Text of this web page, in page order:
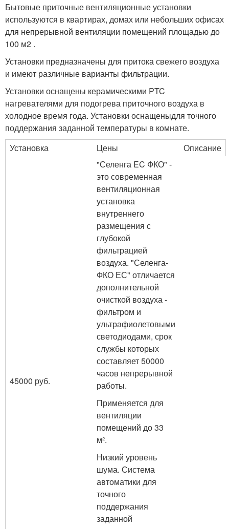
Бытовые приточные вентиляционные установки
используются в квартирах, домах или небольших офисах
для непрерывной вентиляции помещений площадью до
100 м2 .
Установки предназначены для притока свежего воздуха
и имеют различные варианты фильтрации.
Установки оснащены керамическими PTC
нагревателями для подогрева приточного воздуха в
холодное время года. Установки оснащеныдля точного
поддержания заданной температуры в комнате.
Установка
Цены Описание
45000 руб.
"Селенга EC ФКО" -
это современная
вентиляционная
установка
внутреннего
размещения с
глубокой
фильтрацией
воздуха. "Селенга-
ФКО ЕС" отличается
дополнительной
очисткой воздуха -
фильтром и
ультрафиолетовыми
светодиодами, срок
службы которых
составляет 50000
часов непрерывной
работы.
Применяется для
вентиляции
помещений до 33
м².
Низкий уровень
шума. Система
автоматики для
точного
поддержания
заданной